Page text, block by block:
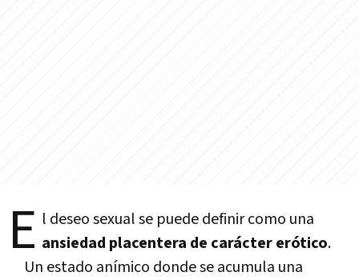
E l deseo sexual se puede definir como una
ansiedad placentera de carácter erótico.
Un estado anímico donde se acumula una